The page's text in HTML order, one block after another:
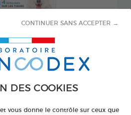
DES COOKIES
vous donne le contrôle sur ceux que
CONTINUER SANS ACCEPTER →